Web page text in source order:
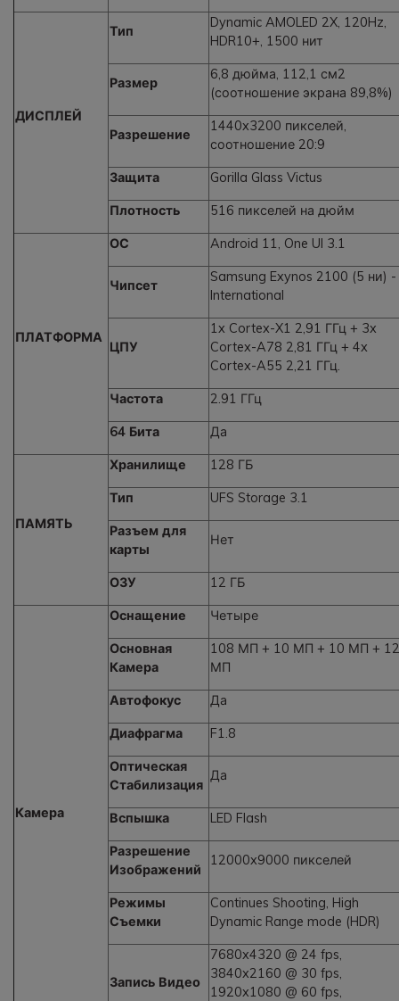
ДИСПЛЕЙ
Тип
Dynamic AMOLED 2X, 120Hz,
HDR10+, 1500 нит
Размер
6,8 дюйма, 112,1 см2
(соотношение экрана 89,8%)
Разрешение
1440x3200 пикселей,
соотношение 20:9
Защита Gorilla Glass Victus
Плотность 516 пикселей на дюйм
ПЛАТФОРМА
ОС Android 11, One UI 3.1
Чипсет
Samsung Exynos 2100 (5 ни) -
International
ЦПУ
1x Cortex-X1 2,91 ГГц + 3x
Cortex-A78 2,81 ГГц + 4x
Cortex-A55 2,21 ГГц.
Частота 2.91 ГГц
64 Бита Да
ПАМЯТЬ
Хранилище 128 ГБ
Тип UFS Storage 3.1
Разъем для
карты
Нет
ОЗУ 12 ГБ
Камера
Оснащение Четыре
Основная
Камера
108 МП + 10 МП + 10 МП + 12
МП
Автофокус Да
Диафрагма F1.8
Оптическая
Стабилизация
Да
Вспышка LED Flash
Разрешение
Изображений
12000x9000 пикселей
Режимы
Съемки
Continues Shooting, High
Dynamic Range mode (HDR)
Запись Видео
7680x4320 @ 24 fps,
3840x2160 @ 30 fps,
1920x1080 @ 60 fps,